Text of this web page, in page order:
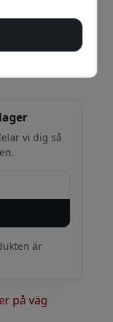
vi dig så
är
på väg